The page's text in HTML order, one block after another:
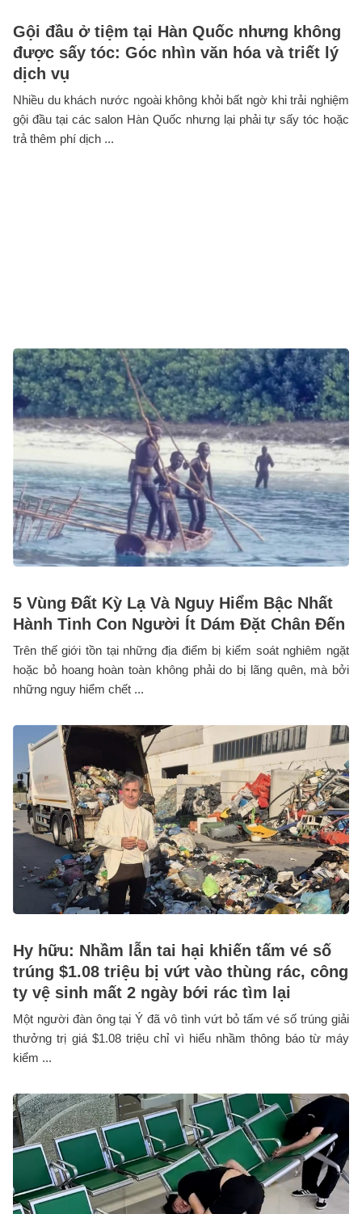
Gội đầu ở tiệm tại Hàn Quốc nhưng không
được sấy tóc: Góc nhìn văn hóa và triết lý
dịch vụ
Nhiều du khách nước ngoài không khỏi bất ngờ khi trải nghiệm
gội đầu tại các salon Hàn Quốc nhưng lại phải tự sấy tóc hoặc
trả thêm phí dịch ...
5 Vùng Đất Kỳ Lạ Và Nguy Hiểm Bậc Nhất
Hành Tinh Con Người Ít Dám Đặt Chân Đến
Trên thế giới tồn tại những địa điểm bị kiểm soát nghiêm ngặt
hoặc bỏ hoang hoàn toàn không phải do bị lãng quên, mà bởi
những nguy hiểm chết ...
Hy hữu: Nhầm lẫn tai hại khiến tấm vé số
trúng $1.08 triệu bị vứt vào thùng rác, công
ty vệ sinh mất 2 ngày bới rác tìm lại
Một người đàn ông tại Ý đã vô tình vứt bỏ tấm vé số trúng giải
thưởng trị giá $1.08 triệu chỉ vì hiểu nhầm thông báo từ máy
kiểm ...